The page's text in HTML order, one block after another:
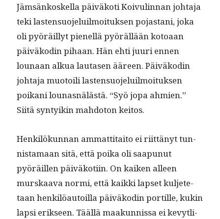
Jäm­sänkoskel­la päiväkoti Koivulin­nan johta­ja
teki las­ten­suo­jeluil­moituk­sen pojas­tani, joka
oli pyöräil­lyt pienel­lä pyöräl­lään kotoaan
päiväkodin pihaan. Hän ehti juuri ennen
lounaan alkua lau­tasen ääreen. Päiväkodin
johta­ja muo­toili las­ten­suo­jeluil­moituk­sen
poikani lounas­nälästä. “Syö jopa ahmien.”
Siitä syn­tyikin mah­do­ton keitos.
Henkilökun­nan ammat­ti­taito ei riit­tänyt tun­
nista­maan sitä, että poi­ka oli saa­punut
pyöräillen päiväkoti­in. On kaiken alleen
murskaa­va nor­mi, että kaik­ki lapset kul­jete­
taan henkilöau­toil­la päiväkodin por­tille, kukin
lap­si erik­seen. Tääl­lä maakun­nis­sa ei kevytli­